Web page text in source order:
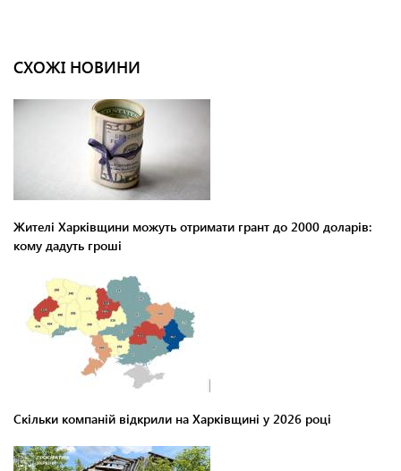
СХОЖІ НОВИНИ
Жителі Харківщини можуть отримати грант до 2000 доларів:
кому дадуть гроші
Скільки компаній відкрили на Харківщині у 2026 році